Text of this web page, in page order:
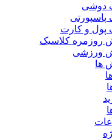
دوشی
پاسپورتی
پول و کارت
روزمره کلاسیک
ورزشی
ها